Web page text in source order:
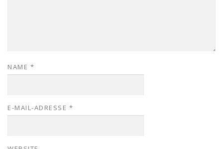
NAME *
E-MAIL-ADRESSE *